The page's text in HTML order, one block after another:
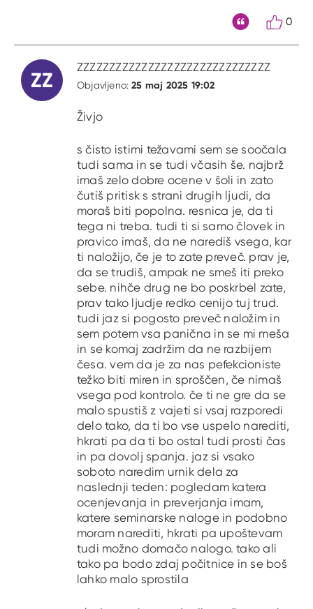
0
ZZ
ZZZZZZZZZZZZZZZZZZZZZZZZZZZZZZ
Objavljeno:25 maj 2025 19:02
Živjo
s čisto istimi težavami sem se soočala
tudi sama in se tudi včasih še. najbrž
imaš zelo dobre ocene v šoli in zato
čutiš pritisk s strani drugih ljudi, da
moraš biti popolna. resnica je, da ti
tega ni treba. tudi ti si samo človek in
pravico imaš, da ne narediš vsega, kar
ti naložijo, če je to zate preveč. prav je,
da se trudiš, ampak ne smeš iti preko
sebe. nihče drug ne bo poskrbel zate,
prav tako ljudje redko cenijo tuj trud.
tudi jaz si pogosto preveč naložim in
sem potem vsa panična in se mi meša
in se komaj zadržim da ne razbijem
česa. vem da je za nas pefekcioniste
težko biti miren in sproščen, če nimaš
vsega pod kontrolo. če ti ne gre da se
malo spustiš z vajeti si vsaj razporedi
delo tako, da ti bo vse uspelo narediti,
hkrati pa da ti bo ostal tudi prosti čas
in pa dovolj spanja. jaz si vsako
soboto naredim urnik dela za
naslednji teden: pogledam katera
ocenjevanja in preverjanja imam,
katere seminarske naloge in podobno
moram narediti, hkrati pa upoštevam
tudi možno domačo nalogo. tako ali
tako pa bodo zdaj počitnice in se boš
lahko malo sprostila